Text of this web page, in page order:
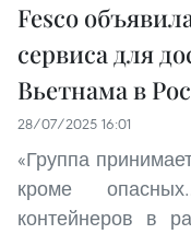
Fesco
сервиса для
Вьетнама в
28/07/2025 16:01
«Группа
кроме
контейнеров в